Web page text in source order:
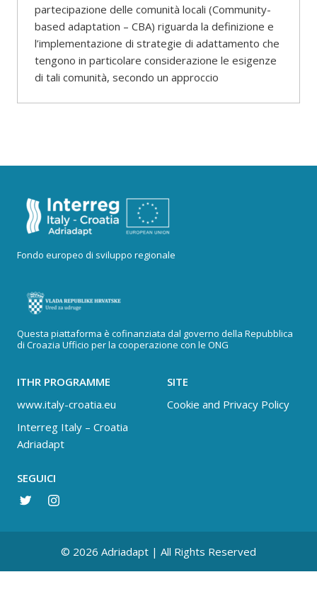
partecipazione delle comunità locali (Community-
based adaptation – CBA) riguarda la definizione e
l’implementazione di strategie di adattamento che
tengono in particolare considerazione le esigenze
di tali comunità, secondo un approccio
Fondo europeo di sviluppo regionale
Questa piattaforma è cofinanziata dal governo della Repubblica
di Croazia Ufficio per la cooperazione con le ONG
ITHR PROGRAMME
www.italy-croatia.eu
Interreg Italy – Croatia
Adriadapt
SITE
Cookie and Privacy Policy
SEGUICI
© 2026 Adriadapt | All Rights Reserved